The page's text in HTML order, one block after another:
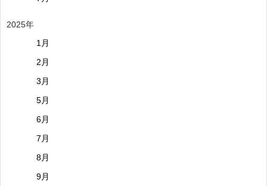
2025年
1月
2月
3月
5月
6月
7月
8月
9月